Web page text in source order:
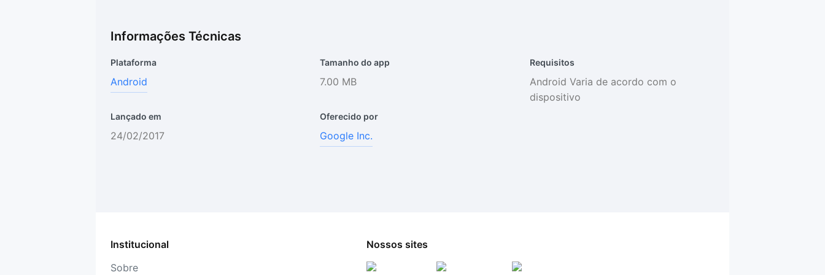
Informações Técnicas
Plataforma
Android
Tamanho do app
7.00 MB
Requisitos
Android Varia de acordo com o
dispositivo
Lançado em
24/02/2017
Oferecido por
Google Inc.
Institucional
Sobre
Nossos sites